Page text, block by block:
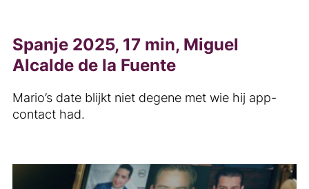
Spanje 2025, 17 min, Miguel
Alcalde de la Fuente
Mario’s date blijkt niet degene met wie hij app-
contact had.